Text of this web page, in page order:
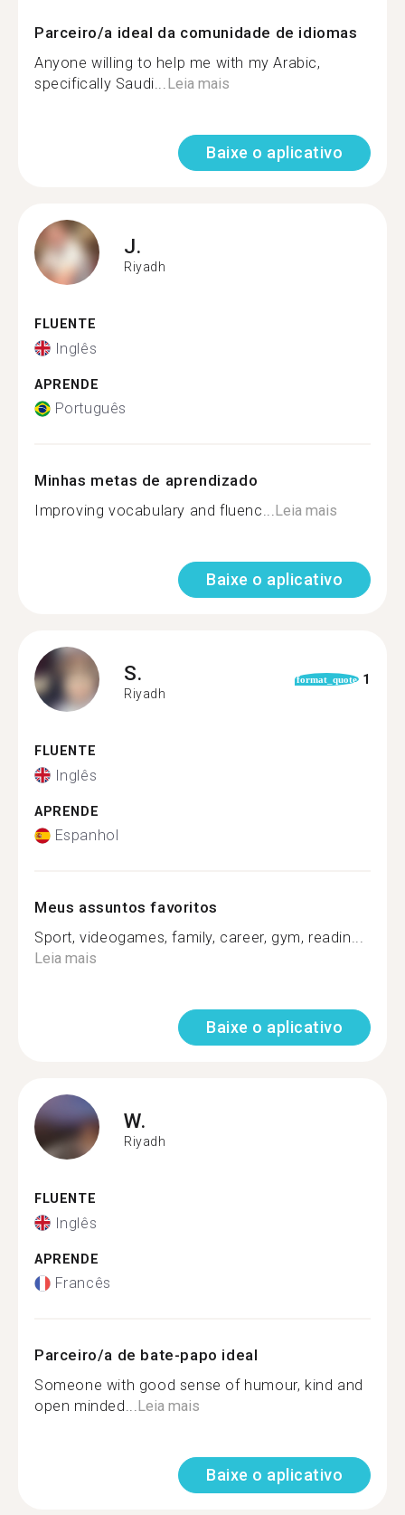
Parceiro/a ideal da comunidade de idiomas
Anyone willing to help me with my Arabic,
specifically Saudi...Leia mais
Baixe o aplicativo
J.
Riyadh
FLUENTE
Inglês
APRENDE
Português
Minhas metas de aprendizado
Improving vocabulary and fluenc...Leia mais
Baixe o aplicativo
S.
Riyadh
format_quote 1
FLUENTE
Inglês
APRENDE
Espanhol
Meus assuntos favoritos
Sport, videogames, family, career, gym, readin...
Leia mais
Baixe o aplicativo
W.
Riyadh
FLUENTE
Inglês
APRENDE
Francês
Parceiro/a de bate-papo ideal
Someone with good sense of humour, kind and
open minded...Leia mais
Baixe o aplicativo